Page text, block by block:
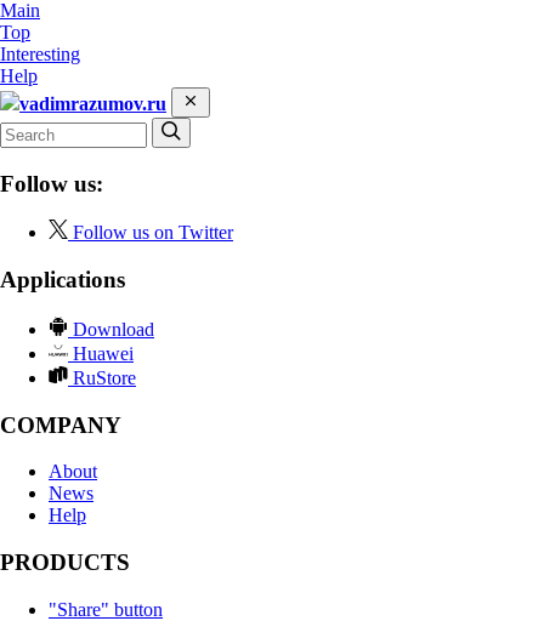
Main
Top
Interesting
Help
vadimrazumov.ru
Follow us:
Follow us on Twitter
Applications
Download
Huawei
RuStore
COMPANY
About
News
Help
PRODUCTS
"Share" button